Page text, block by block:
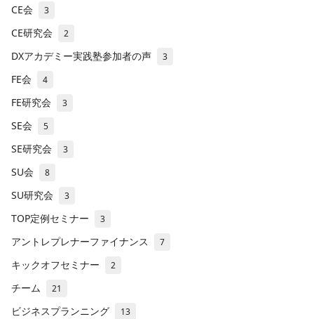
CE会 3
CE研究会 2
DXアカデミー実践塾参加者の声 3
FE会 4
FE研究会 3
SE会 5
SE研究会 3
SU会 8
SU研究会 3
TOP定例セミナー 3
アントレプレナーファイナンス 7
キックオフセミナー 2
チーム 21
ビジネスプランニング 13